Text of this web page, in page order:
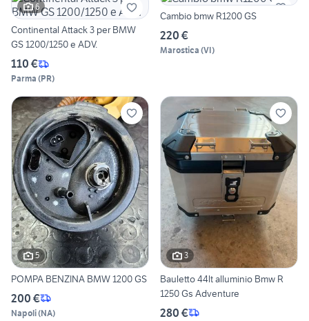
6
Continental Attack 3 per BMW
GS 1200/1250 e ADV.
110 €
Parma (PR)
Cambio bmw R1200 GS
220 €
Marostica (VI)
5
POMPA BENZINA BMW 1200 GS
200 €
Napoli(NA)
3
Bauletto 44lt alluminio Bmw R
1250 Gs Adventure
280 €